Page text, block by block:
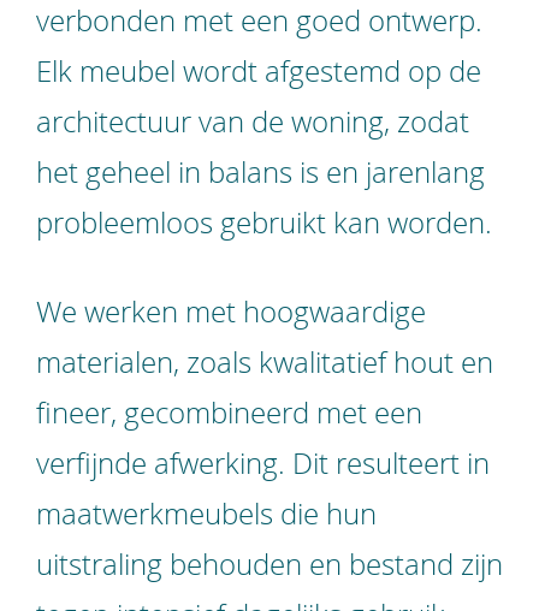
verbonden met een goed ontwerp.
Elk meubel wordt afgestemd op de
architectuur van de woning, zodat
het geheel in balans is en jarenlang
probleemloos gebruikt kan worden.
We werken met hoogwaardige
materialen, zoals kwalitatief hout en
fineer, gecombineerd met een
verfijnde afwerking. Dit resulteert in
maatwerkmeubels die hun
uitstraling behouden en bestand zijn